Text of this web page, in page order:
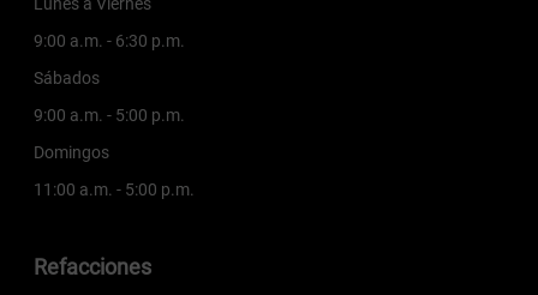
9:00 a.m. - 6:30 p.m.
Sábados
9:00 a.m. - 5:00 p.m.
Domingos
11:00 a.m. - 5:00 p.m.
Refacciones